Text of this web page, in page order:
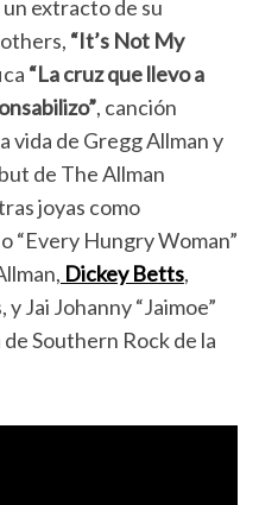
extracto de su
“It’s Not My
“La cruz que llevo a
, canción
vida de Gregg Allman y
de The Allman
joyas como
“Every Hungry Woman”
Dickey Betts,
Jai Johanny “Jaimoe”
Southern Rock de la